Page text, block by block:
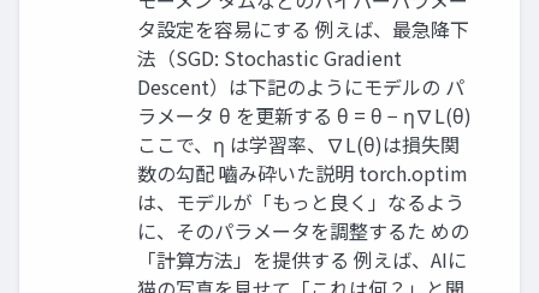
タ設定を容易にする 例えば、最急降下
法（SGD: Stochastic Gradient
Descent）は下記のようにモデルの パ
ラメータ θ を更新する θ = θ − η∇L(θ)
ここで、η は学習率、∇L(θ)は損失関
数の勾配 嚙み砕いた説明 torch.optim
は、モデルが「もっと良く」なるよう
に、そのパラメータを調整するた めの
「計算方法」を提供する 例えば、AIに